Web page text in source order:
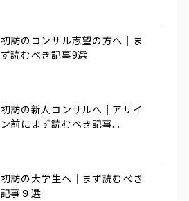
初訪のコンサル志望の方へ｜ま
ず読むべき記事9選
初訪の新人コンサルへ｜アサイ
ン前にまず読むべき記事...
初訪の大学生へ｜まず読むべき
記事９選